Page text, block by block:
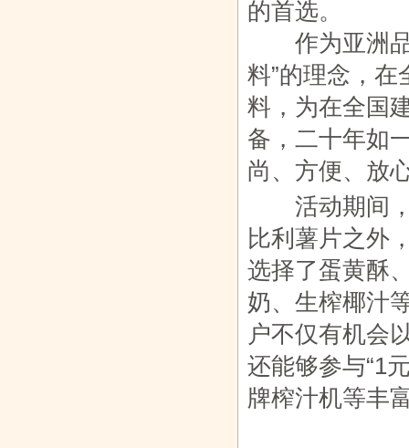
的首选。
作为亚洲品
料”的理念，
料，为在全国
备，二十年如
尚、方便、放
活动期间，
比利薯片之外
选择了蛋黄酥
奶、生榨椰汁
户不仅有机会
还能够参与“1
牌榨汁机等丰